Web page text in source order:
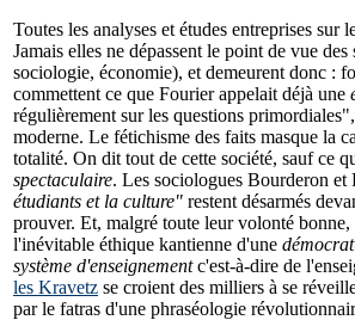
Toutes les analyses et études entreprises
Jamais elles ne dépassent le point de vue
sociologie, économie), et demeurent donc :
commettent ce que Fourier appelait déjà une
régulièrement sur les questions
moderne. Le fétichisme des faits masque la
totalité. On dit tout de cette société, sauf ce
spectaculaire. Les sociologues Bourderon et
étudiants et la culture" restent désarmés
prouver. Et, malgré toute leur volonté
l'inévitable éthique kantienne d'une
système d'enseignementc'est-à-dire de
les Kravetz se croient des milliers à se
par le fatras d'une phraséologie